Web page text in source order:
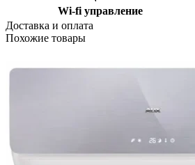
Wi-fi управление
Доставка и оплата
Похожие товары